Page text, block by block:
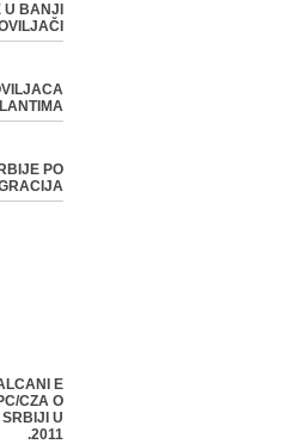
U BANJI
PO
E
CZA O
U
2011.